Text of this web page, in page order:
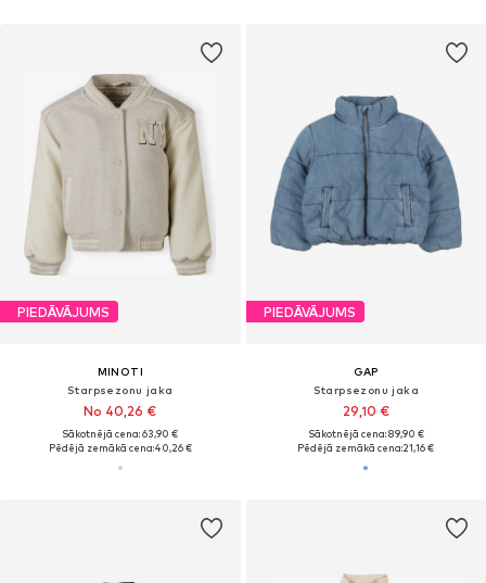
PIEDĀVĀJUMS
MINOTI
Starpsezonu jaka
No 40,26 €
Sākotnējā cena: 63,90 €
Pēdējā zemākā cena:40,26 €
PIEDĀVĀJUMS
GAP
Starpsezonu jaka
29,10 €
Sākotnējā cena: 89,90 €
Pēdējā zemākā cena:21,16 €